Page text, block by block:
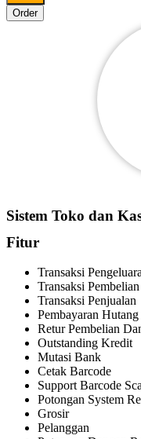
Order
Sistem Toko dan
Fitur
Transaksi
Transaksi Pembelian
Transaksi Penjualan
Pembayaran Hutang
Retur Pembelian
Outstanding Kredit
Mutasi Bank
Cetak Barcode
Support Barcode
Potongan System
Grosir
Pelanggan